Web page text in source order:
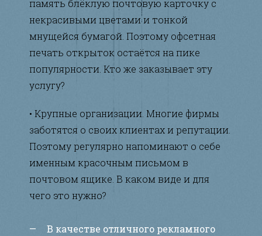
память блёклую почтовую карточку с
некрасивыми цветами и тонкой
мнущейся бумагой. Поэтому офсетная
печать открыток остаётся на пике
популярности. Кто же заказывает эту
услугу?
• Крупные организации. Многие фирмы
заботятся о своих клиентах и репутации.
Поэтому регулярно напоминают о себе
именным красочным письмом в
почтовом ящике. В каком виде и для
чего это нужно?
В качестве отличного рекламного